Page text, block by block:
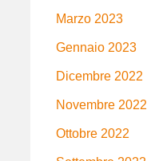
Marzo 2023
Gennaio 2023
Dicembre 2022
Novembre 2022
Ottobre 2022